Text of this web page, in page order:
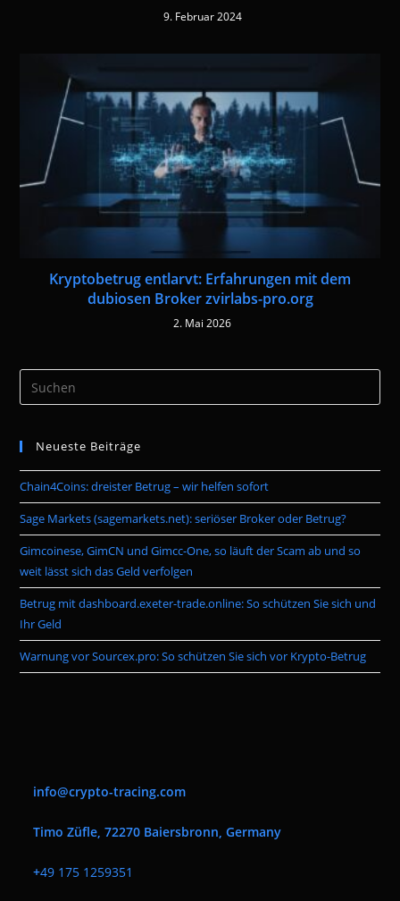
9. Februar 2024
Kryptobetrug entlarvt: Erfahrungen mit dem
dubiosen Broker zvirlabs-pro.org
2. Mai 2026
the
Neueste Beiträge
Chain4Coins: dreister Betrug – wir helfen sofort
Sage Markets (sagemarkets.net): seriöser Broker oder Betrug?
Gimcoinese, GimCN und Gimcc-One, so läuft der Scam ab und so
weit lässt sich das Geld verfolgen
Betrug mit dashboard.exeter-trade.online: So schützen Sie sich und
Ihr Geld
Warnung vor Sourcex.pro: So schützen Sie sich vor Krypto-Betrug
info@crypto-tracing.com
Timo Züfle, 72270 Baiersbronn, Germany
+49 175 1259351